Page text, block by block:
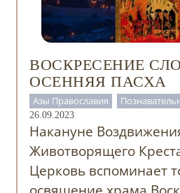
ВОСКРЕСЕНИЕ
ОСЕННЯЯ ПАСХА
Азы Православия
26.09.2023
Накануне
Животворящего
Церковь вспоминает